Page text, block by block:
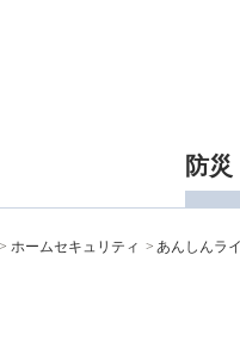
防災
ホームセキュリティ あんしんラ